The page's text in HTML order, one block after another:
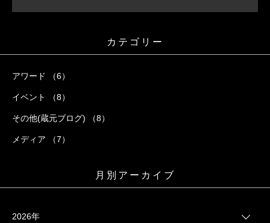
カテゴリー
アワード （6）
イベント （8）
その他(蔵元ブログ) （8）
メディア （7）
月別アーカイブ
2026年